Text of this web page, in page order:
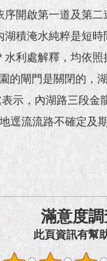
開啟第一道及第
積淹水純粹是短
處解釋，均依
閘門是關閉的，
，內湖路三段金
流流路不確定及
滿意度
此頁資訊有幫